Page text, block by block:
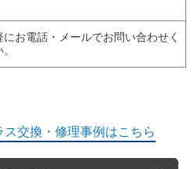
にお電話・メールでお問い合わせく
ス交換・修理事例はこちら